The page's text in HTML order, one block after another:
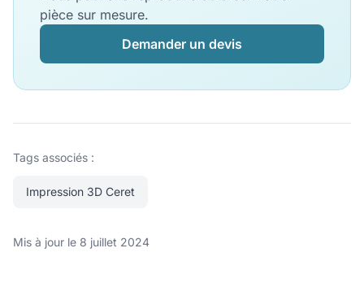
pièce sur mesure.
Demander un devis
Tags associés :
Impression 3D Ceret
Mis à jour le 8 juillet 2024